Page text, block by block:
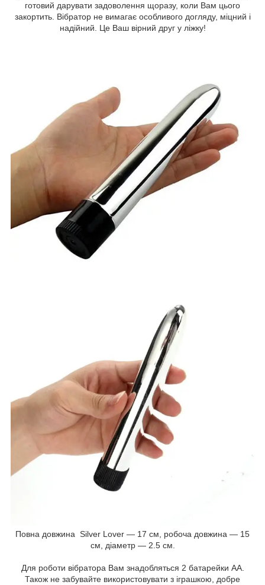
готовий дарувати задоволення щоразу, коли Вам цього
закортить. Вібратор не вимагає особливого догляду, міцний і
надійний. Це Ваш вірний друг у ліжку!
Повна довжина Silver Lover — 17 см, робоча довжина — 15
см, діаметр — 2.5 см.
Для роботи вібратора Вам знадобляться 2 батарейки АА.
Також не забувайте використовувати з іграшкою, добре